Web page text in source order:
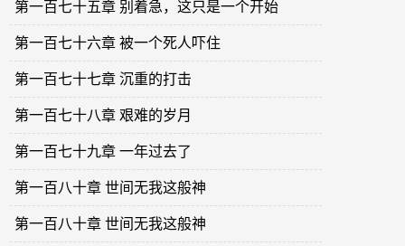
第一百七十五章 别着急，这只是一个开始
第一百七十六章 被一个死人吓住
第一百七十七章 沉重的打击
第一百七十八章 艰难的岁月
第一百七十九章 一年过去了
第一百八十章 世间无我这般神
第一百八十章 世间无我这般神